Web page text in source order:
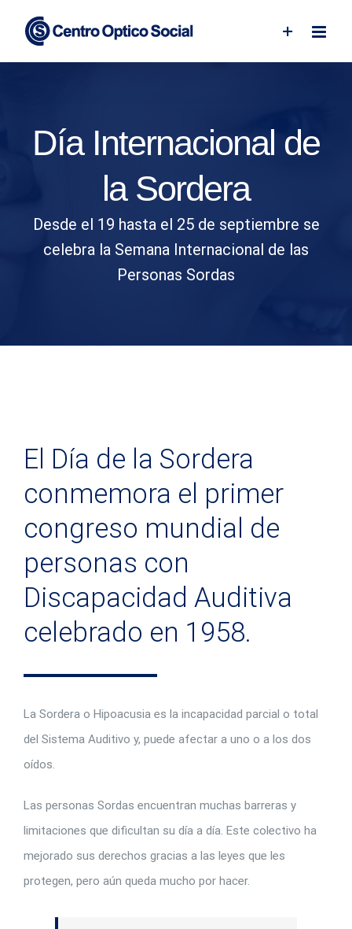
content
Día Internacional de
la Sordera
Desde el 19 hasta el 25 de septiembre se
celebra la Semana Internacional de las
Personas Sordas
El Día de la Sordera
conmemora el primer
congreso mundial de
personas con
Discapacidad Auditiva
celebrado en 1958.
La Sordera o Hipoacusia es la incapacidad parcial o total
del Sistema Auditivo y, puede afectar a uno o a los dos
oídos.
Las personas Sordas encuentran muchas barreras y
limitaciones que dificultan su día a día. Este colectivo ha
mejorado sus derechos gracias a las leyes que les
protegen, pero aún queda mucho por hacer.